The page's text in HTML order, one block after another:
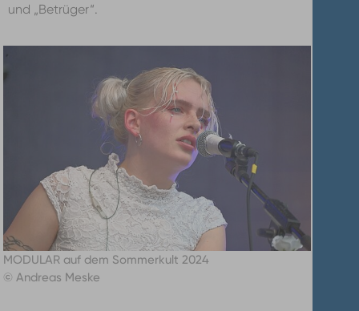
und „Betrüger“.
MODULAR auf dem Sommerkult 2024
© Andreas Meske